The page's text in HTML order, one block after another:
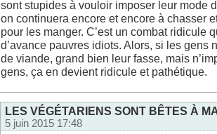
sont stupides à vouloir imposer leur mode
on continuera encore et encore à chasser
pour les manger. C’est un combat ridicule
d’avance pauvres idiots. Alors, si les gens
de viande, grand bien leur fasse, mais
gens, ça en devient ridicule et pathétique.
LES VÉGÉTARIENS SONT BÊTES À
5 juin 2015 17:48